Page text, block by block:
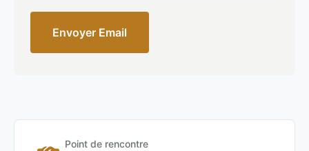
Envoyer Email
Point de rencontre